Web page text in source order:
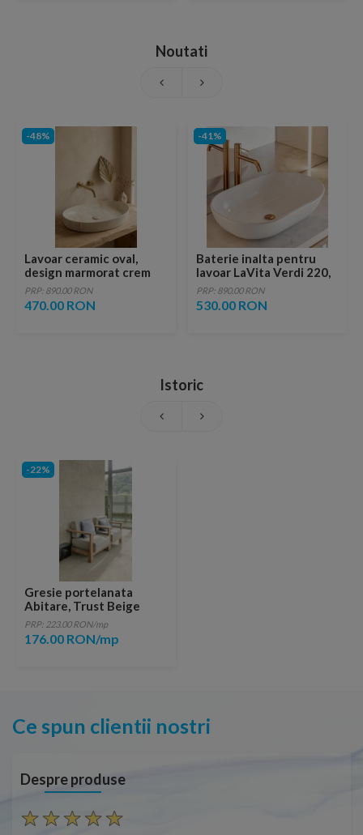
Noutati
-48%
Lavoar ceramic oval,
design marmorat crem
lucios cu vene aurii,
ventil inclus
PRP: 890.00 RON
470.00 RON
-41%
Baterie inalta pentru
lavoar LaVita Verdi 220,
fara ventil, brushed
copper
PRP: 890.00 RON
530.00 RON
Istoric
-22%
Gresie portelanata
Abitare, Trust Beige
60,4x60,4 cm
PRP: 223.00 RON/mp
176.00 RON/mp
Ce spun clientii nostri
Despre produse